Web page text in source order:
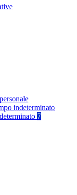
indeterminato
7